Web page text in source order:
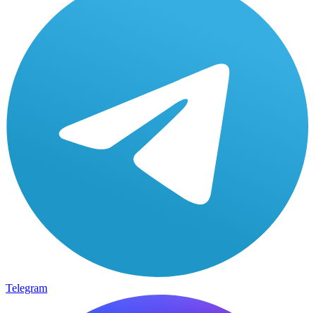
Telegram